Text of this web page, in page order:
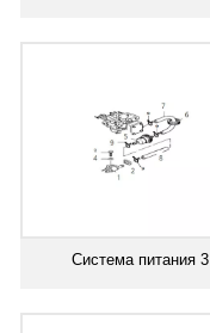
Система питания 3